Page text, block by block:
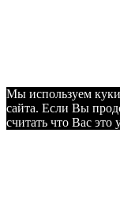
Мы используем
сайта. Если Вы
считать что Вас это